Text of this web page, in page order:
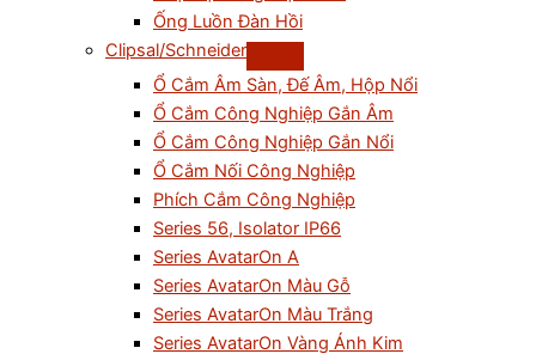
Ống Luồn Đàn Hồi
Clipsal/Schneider
Ổ Cắm Âm Sàn, Đế Âm, Hộp Nổi
Ổ Cắm Công Nghiệp Gắn Âm
Ổ Cắm Công Nghiệp Gắn Nổi
Ổ Cắm Nối Công Nghiệp
Phích Cắm Công Nghiệp
Series 56, Isolator IP66
Series AvatarOn A
Series AvatarOn Màu Gỗ
Series AvatarOn Màu Trắng
Series AvatarOn Vàng Ánh Kim